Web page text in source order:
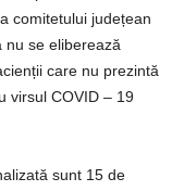
comitetului județean
nu se eliberează
care nu prezintă
virsul COVID – 19
sunt 15 de